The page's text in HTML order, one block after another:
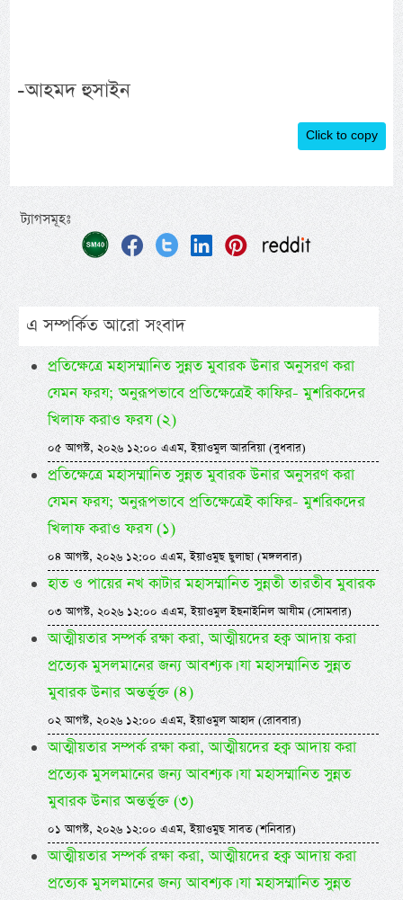
-আহমদ হুসাইন
Click to copy
ট্যাগসমূহঃ
এ সম্পর্কিত আরো সংবাদ
প্রতিক্ষেত্রে মহাসম্মানিত সুন্নত মুবারক উনার অনুসরণ করা
যেমন ফরয; অনুরূপভাবে প্রতিক্ষেত্রেই কাফির- মুশরিকদের
খিলাফ করাও ফরয (২)
০৫ আগস্ট, ২০২৬ ১২:০০ এএম, ইয়াওমুল আরবিয়া (বুধবার)
প্রতিক্ষেত্রে মহাসম্মানিত সুন্নত মুবারক উনার অনুসরণ করা
যেমন ফরয; অনুরূপভাবে প্রতিক্ষেত্রেই কাফির- মুশরিকদের
খিলাফ করাও ফরয (১)
০৪ আগস্ট, ২০২৬ ১২:০০ এএম, ইয়াওমুছ ছুলাছা (মঙ্গলবার)
হাত ও পায়ের নখ কাটার মহাসম্মানিত সুন্নতী তারতীব মুবারক
০৩ আগস্ট, ২০২৬ ১২:০০ এএম, ইয়াওমুল ইছনাইনিল আযীম (সোমবার)
আত্মীয়তার সম্পর্ক রক্ষা করা, আত্মীয়দের হক্ব আদায় করা
প্রত্যেক মুসলমানের জন্য আবশ্যক। যা মহাসম্মানিত সুন্নত
মুবারক উনার অন্তর্ভুক্ত (৪)
০২ আগস্ট, ২০২৬ ১২:০০ এএম, ইয়াওমুল আহাদ (রোববার)
আত্মীয়তার সম্পর্ক রক্ষা করা, আত্মীয়দের হক্ব আদায় করা
প্রত্যেক মুসলমানের জন্য আবশ্যক। যা মহাসম্মানিত সুন্নত
মুবারক উনার অন্তর্ভুক্ত (৩)
০১ আগস্ট, ২০২৬ ১২:০০ এএম, ইয়াওমুছ সাবত (শনিবার)
আত্মীয়তার সম্পর্ক রক্ষা করা, আত্মীয়দের হক্ব আদায় করা
প্রত্যেক মুসলমানের জন্য আবশ্যক। যা মহাসম্মানিত সুন্নত